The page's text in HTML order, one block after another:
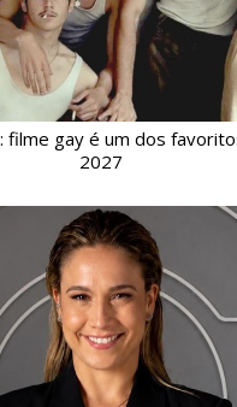
filme gay é um dos
2027